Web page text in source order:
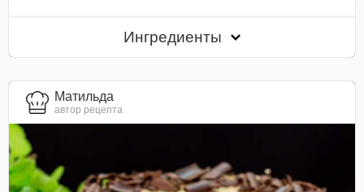
Ингредиенты
Матильда
автор рецепта